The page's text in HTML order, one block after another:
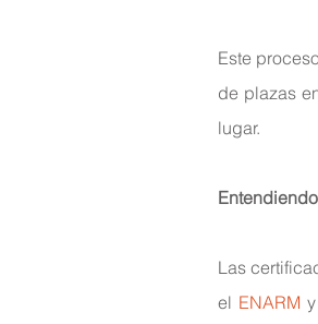
Este
de plazas
lugar.
Las
el ENARM